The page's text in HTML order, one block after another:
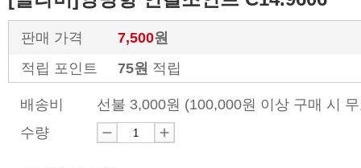
판매 가격 7,500원
적립 포인트
75원 적립
배송비
선불 3,000원 (100,000원 이상 구매 시
수량